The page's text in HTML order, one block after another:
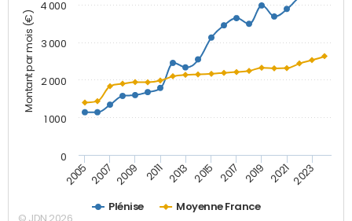
Montant par mois (€)
Plénise Moyenne France
2005 2007 2009 2011 2013 2015 2017 2019 2021 2023
0
1 000
2 000
3 000
4 000
© JDN 2026